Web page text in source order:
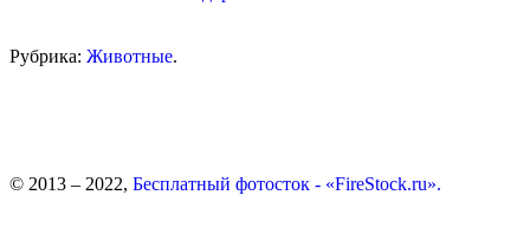
Рубрика: Животные.
© 2013 – 2022, Бесплатный фотосток - «FireStock.ru».